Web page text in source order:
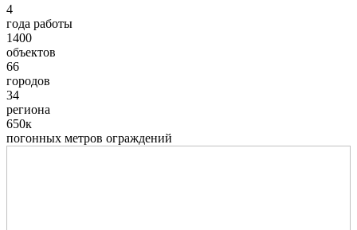
4
года работы
1400
объектов
66
городов
34
региона
650к
погонных метров ограждений